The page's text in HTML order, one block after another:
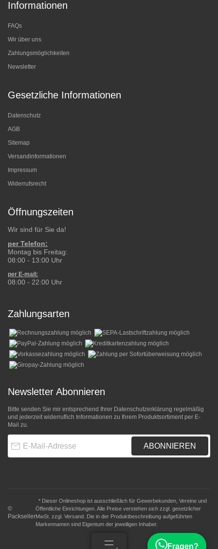
Informationen
FAQs
Wir über uns
Zahlungsmöglichkeiten
Newsletter
Gesetzliche Informationen
Datenschutz
AGB
Sitemap
Versandinformationen
Impressum
Widerrufsrecht
Öffnungszeiten
Wir sind für Sie da!
per Telefon:
Montag bis Freitag:
08:00 - 13:00 Uhr
per E-mail:
08:00 - 22:00 Uhr
Zahlungsarten
Newsletter Abonnieren
Bitte senden Sie mir entsprechend Ihrer Datenschutzerklärung regelmäßig
und jederzeit widerruflich Informationen zu Ihrem Produktsortiment per E-
Mail zu.
ABONNIEREN
©
Packseller
* Dieser Onlineshop ist ausschließlich für Gewerbekunden, Vereine und
Öffentliche Einrichtungen. Alle Preise verstehen sich zzgl. gesetzlicher
MwSt. zzgl. Versand . Die in der Produktbeschreibung aufgeführten
Markennamen sind Eigentum der jeweiligen Inhaber.
Fragen?